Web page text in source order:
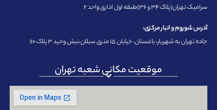
سرامیک تهران(پلاک ۳۴ و ۳۶)طبقه اول اداری واحد ۲
آدرس شوروم و انبار مرکزی:
جاده تهران به شهریار، باغستان، خیابان ۱۵ متری سبلان،نبش وحید ۳ پلاک ۱۱۰
موقعیت مکانی شعبه تهران